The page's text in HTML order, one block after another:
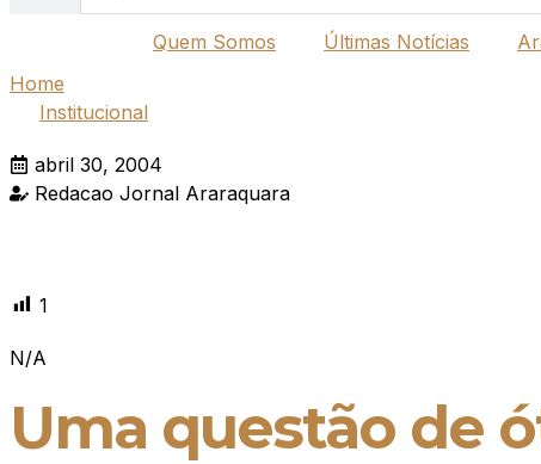
Quem Somos
Últimas Notícias
Home
Institucional
abril 30, 2004
Redacao Jornal Araraquara
1
N/A
Uma questão de